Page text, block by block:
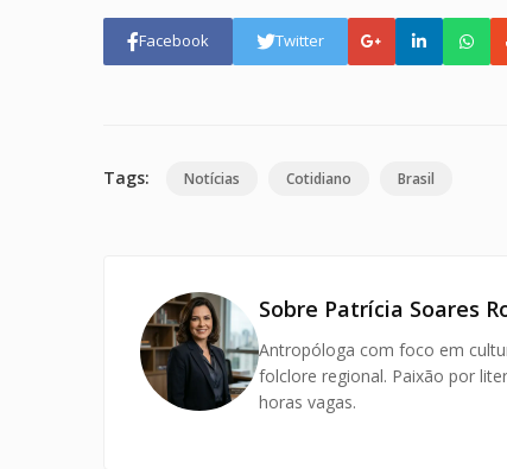
Facebook Twitter
Tags: Notícias Cotidiano Brasil
Sobre Patrícia Soares
Antropóloga com foco em
folclore regional. Paixão por
horas vagas.